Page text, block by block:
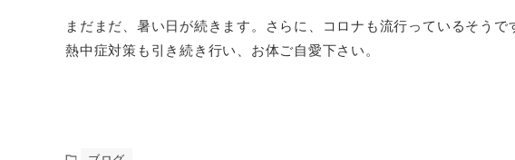
まだまだ、暑い日が続きます。さらに、コロナも流行っているそうで
熱中症対策も引き続き行い、お体